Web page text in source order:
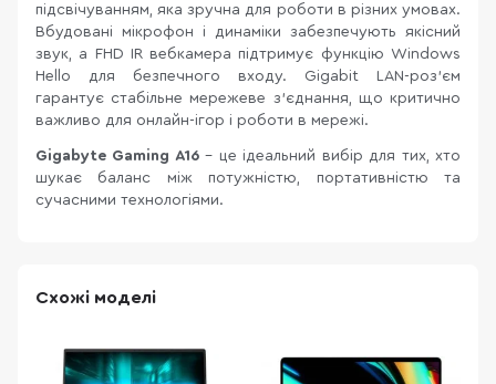
підсвічуванням, яка зручна для роботи в різних умовах.
Вбудовані мікрофон і динаміки забезпечують якісний
звук, а FHD IR вебкамера підтримує функцію Windows
Hello для безпечного входу. Gigabit LAN-роз’єм
гарантує стабільне мережеве з’єднання, що критично
важливо для онлайн-ігор і роботи в мережі.
Gigabyte Gaming A16– це ідеальний вибір для тих, хто
шукає баланс між потужністю, портативністю та
сучасними технологіями.
Схожі моделі